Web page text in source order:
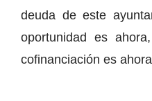
deuda de este
oportunidad es
cofinanciación es